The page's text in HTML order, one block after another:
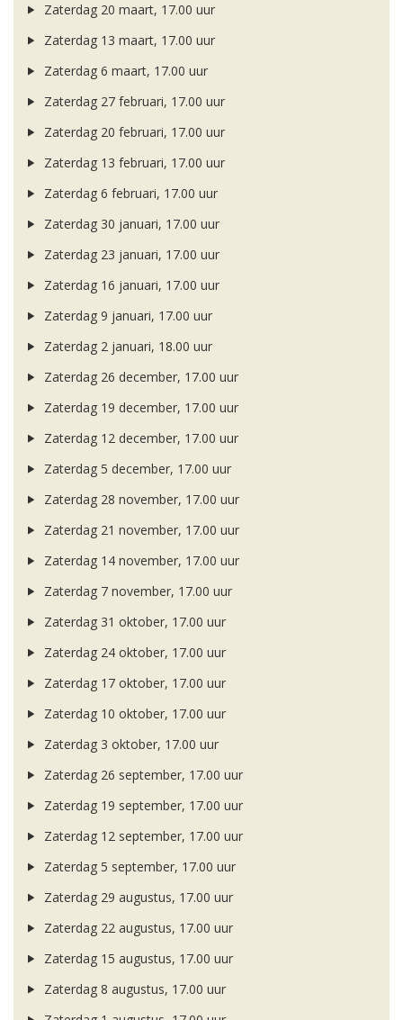
Zaterdag 20 maart, 17.00 uur
Zaterdag 13 maart, 17.00 uur
Zaterdag 6 maart, 17.00 uur
Zaterdag 27 februari, 17.00 uur
Zaterdag 20 februari, 17.00 uur
Zaterdag 13 februari, 17.00 uur
Zaterdag 6 februari, 17.00 uur
Zaterdag 30 januari, 17.00 uur
Zaterdag 23 januari, 17.00 uur
Zaterdag 16 januari, 17.00 uur
Zaterdag 9 januari, 17.00 uur
Zaterdag 2 januari, 18.00 uur
Zaterdag 26 december, 17.00 uur
Zaterdag 19 december, 17.00 uur
Zaterdag 12 december, 17.00 uur
Zaterdag 5 december, 17.00 uur
Zaterdag 28 november, 17.00 uur
Zaterdag 21 november, 17.00 uur
Zaterdag 14 november, 17.00 uur
Zaterdag 7 november, 17.00 uur
Zaterdag 31 oktober, 17.00 uur
Zaterdag 24 oktober, 17.00 uur
Zaterdag 17 oktober, 17.00 uur
Zaterdag 10 oktober, 17.00 uur
Zaterdag 3 oktober, 17.00 uur
Zaterdag 26 september, 17.00 uur
Zaterdag 19 september, 17.00 uur
Zaterdag 12 september, 17.00 uur
Zaterdag 5 september, 17.00 uur
Zaterdag 29 augustus, 17.00 uur
Zaterdag 22 augustus, 17.00 uur
Zaterdag 15 augustus, 17.00 uur
Zaterdag 8 augustus, 17.00 uur